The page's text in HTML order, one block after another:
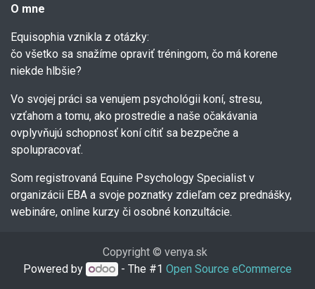
O mne
Equisophia vznikla z otázky:
čo všetko sa snažíme opraviť tréningom, čo má korene
niekde hlbšie?
Vo svojej práci sa venujem psychológii koní, stresu,
vzťahom a tomu, ako prostredie a naše očakávania
ovplyvňujú schopnosť koní cítiť sa bezpečne a
spolupracovať.
Som registrovaná Equine Psychology Specialist v
organizácii EBA a svoje poznatky zdieľam cez prednášky,
webináre, online kurzy či osobné konzultácie.
Copyright © venya.sk
Powered by
- The #1Open Source eCommerce